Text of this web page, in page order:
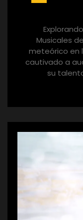
Musicales
meteórico en
cautivado a
su